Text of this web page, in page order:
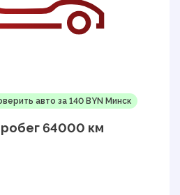
авто за 140 BYN Минск
64000 км